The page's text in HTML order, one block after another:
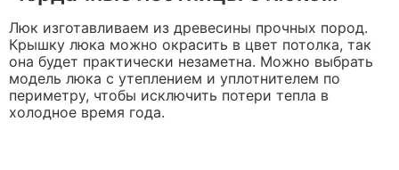
Люк изготавливаем из древесины прочных пород.
Крышку люка можно окрасить в цвет потолка, так
она будет практически незаметна. Можно выбрать
модель люка с утеплением и уплотнителем по
периметру, чтобы исключить потери тепла в
холодное время года.